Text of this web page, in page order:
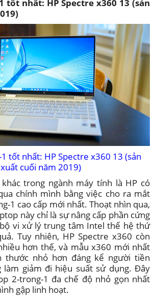
tốt nhất: HP Spectre x360 13 (sản
tốt nhất: HP Spectre x360 13 (sản
xuất cuối năm 2019)
trong ngành máy tính là HP có
chính mình bằng việc cho ra mắt
1 cao cấp mới nhất. Thoạt nhìn qua,
này chỉ là sự nâng cấp phần cứng
vi xử lý trung tâm Intel thế hệ thứ
Tuy nhiên, HP Spectre x360 còn
hơn thế, và mẫu x360 mới nhất
thước nhỏ hơn đáng kể người tiền
làm giảm đi hiệu suất sử dụng. Đây
2-trong-1 đa chế độ nhỏ gọn nhất
gập linh hoạt.